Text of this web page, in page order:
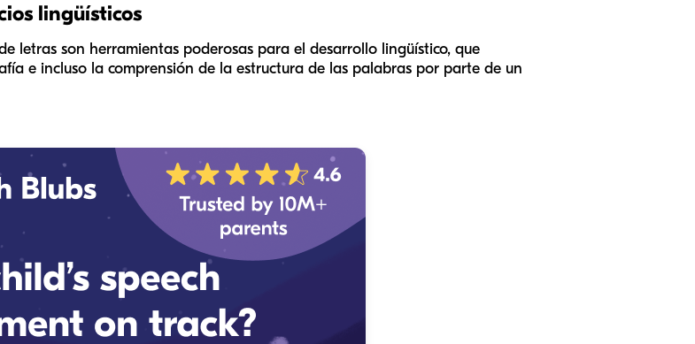
lingüísticos
letras son herramientas poderosas para el desarrollo lingüístico, que
e incluso la comprensión de la estructura de las palabras por parte de un